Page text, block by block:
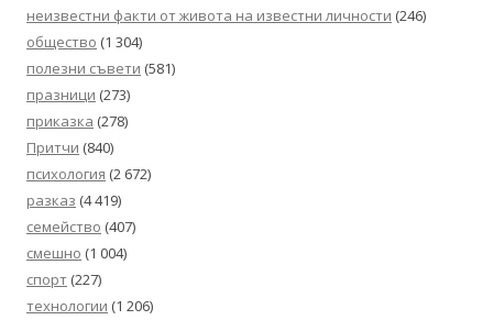
неизвестни факти от живота на известни личности (246)
общество (1 304)
полезни съвети (581)
празници (273)
приказка (278)
Притчи (840)
психология (2 672)
разказ (4 419)
семейство (407)
смешно (1 004)
спорт (227)
технологии (1 206)